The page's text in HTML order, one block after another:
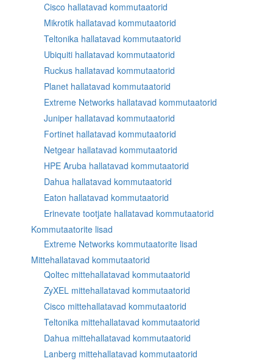
Cisco hallatavad kommutaatorid
Mikrotik hallatavad kommutaatorid
Teltonika hallatavad kommutaatorid
Ubiquiti hallatavad kommutaatorid
Ruckus hallatavad kommutaatorid
Planet hallatavad kommutaatorid
Extreme Networks hallatavad kommutaatorid
Juniper hallatavad kommutaatorid
Fortinet hallatavad kommutaatorid
Netgear hallatavad kommutaatorid
HPE Aruba hallatavad kommutaatorid
Dahua hallatavad kommutaatorid
Eaton hallatavad kommutaatorid
Erinevate tootjate hallatavad kommutaatorid
Kommutaatorite lisad
Extreme Networks kommutaatorite lisad
Mittehallatavad kommutaatorid
Qoltec mittehallatavad kommutaatorid
ZyXEL mittehallatavad kommutaatorid
Cisco mittehallatavad kommutaatorid
Teltonika mittehallatavad kommutaatorid
Dahua mittehallatavad kommutaatorid
Lanberg mittehallatavad kommutaatorid